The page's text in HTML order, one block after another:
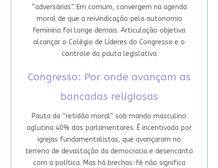
“adversárias”. Em comum, convergem na agenda
moral de que a reivindicação pela autonomia
feminina foi longe demais. Articulação objetiva
alcançar o Colégio de Líderes do Congresso e o
controle da pauta legislativa
Congresso: Por onde avançam as
bancadas religiosas
Pauta da “retidão moral” sob mando masculino
aglutina 40% dos parlamentares. É incentivada por
igrejas fundamentalistas, que avançaram no
terreno de devastação da democracia e desencanto
com a política. Mas há brechas: fé não significa